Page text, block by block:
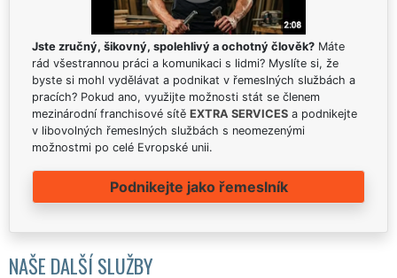
Jste zručný, šikovný, spolehlivý a ochotný člověk? Máte
rád všestrannou práci a komunikaci s lidmi? Myslíte si, že
byste si mohl vydělávat a podnikat v řemeslných službách a
pracích? Pokud ano, využijte možnosti stát se členem
mezinárodní franchisové sítě EXTRA SERVICES a podnikejte
v libovolných řemeslných službách s neomezenými
možnostmi po celé Evropské unii.
Podnikejte jako řemeslník
NAŠE DALŠÍ SLUŽBY